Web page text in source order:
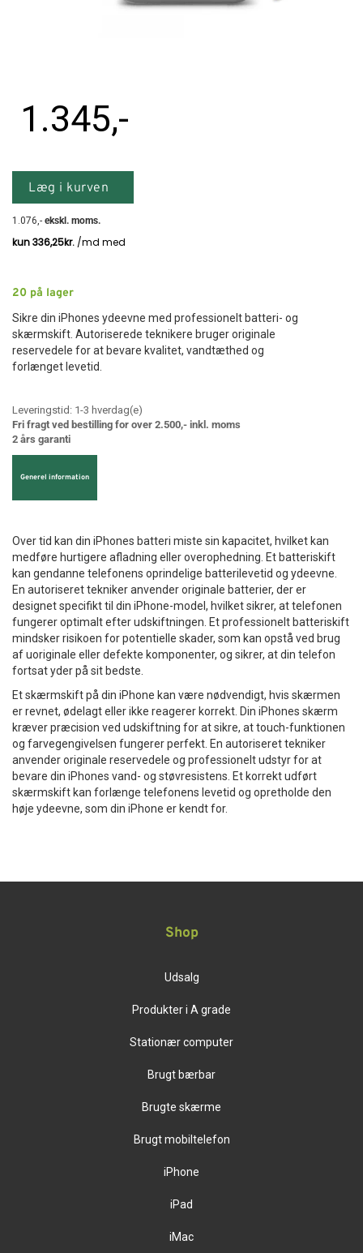
20 på lager
Sikre din iPhones ydeevne med professionelt batteri- og
skærmskift. Autoriserede teknikere bruger originale
reservedele for at bevare kvalitet, vandtæthed og
forlænget levetid.
1.345,-
Læg i kurven
1.076,- ekskl. moms.
Leveringstid: 1-3 hverdag(e)
Fri fragt ved bestilling for over 2.500,- inkl. moms
2 års garanti
Generel information
Over tid kan din iPhones batteri miste sin kapacitet, hvilket kan
medføre hurtigere afladning eller overophedning. Et batteriskift
kan gendanne telefonens oprindelige batterilevetid og ydeevne.
En autoriseret tekniker anvender originale batterier, der er
designet specifikt til din iPhone-model, hvilket sikrer, at telefonen
fungerer optimalt efter udskiftningen. Et professionelt batteriskift
mindsker risikoen for potentielle skader, som kan opstå ved brug
af uoriginale eller defekte komponenter, og sikrer, at din telefon
fortsat yder på sit bedste.
Et skærmskift på din iPhone kan være nødvendigt, hvis skærmen
er revnet, ødelagt eller ikke reagerer korrekt. Din iPhones skærm
kræver præcision ved udskiftning for at sikre, at touch-funktionen
og farvegengivelsen fungerer perfekt. En autoriseret tekniker
anvender originale reservedele og professionelt udstyr for at
bevare din iPhones vand- og støvresistens. Et korrekt udført
skærmskift kan forlænge telefonens levetid og opretholde den
høje ydeevne, som din iPhone er kendt for.
Shop
Udsalg
Produkter i A grade
Stationær computer
Brugt bærbar
Brugte skærme
Brugt mobiltelefon
iPhone
iPad
iMac